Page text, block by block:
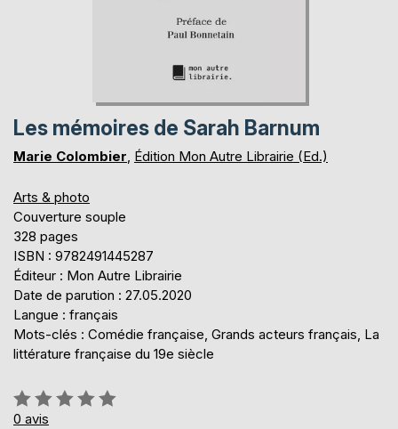
Les mémoires de Sarah Barnum
Marie Colombier, Édition Mon Autre Librairie (Ed.)
Arts & photo
Couverture souple
328 pages
ISBN : 9782491445287
Éditeur : Mon Autre Librairie
Date de parution : 27.05.2020
Langue : français
Mots-clés : Comédie française, Grands acteurs français, La
littérature française du 19e siècle
Évaluation:
0%
0 avis